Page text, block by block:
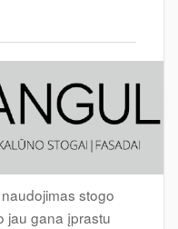
stogo
jau gana įprastu